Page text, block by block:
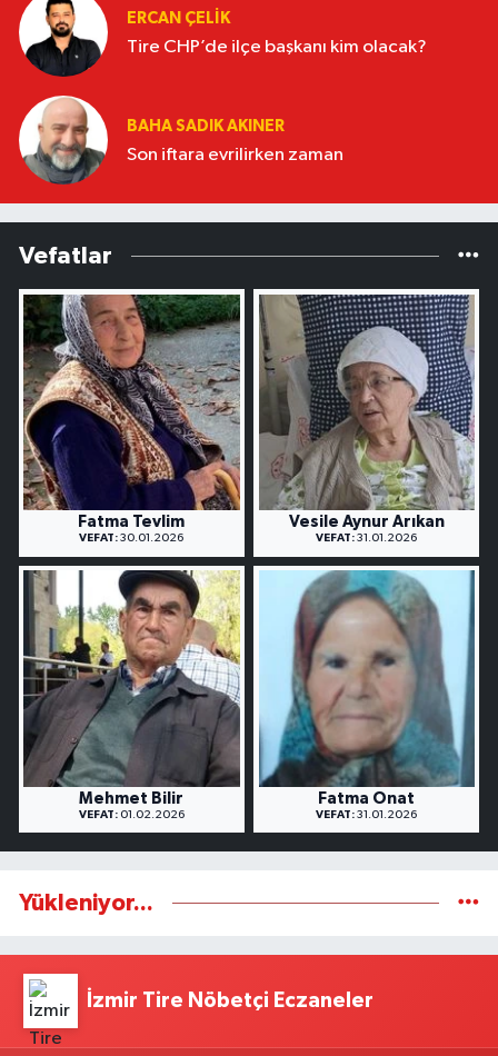
ERCAN ÇELIK
Tire CHP’de ilçe başkanı kim olacak?
BAHA SADIK AKINER
Son iftara evrilirken zaman
Vefatlar
Fatma Tevlim
VEFAT: 30.01.2026
Vesile Aynur Arıkan
VEFAT: 31.01.2026
Mehmet Bilir
VEFAT:01.02.2026
Fatma Onat
VEFAT: 31.01.2026
Yükleniyor...
İzmir Tire Nöbetçi Eczaneler